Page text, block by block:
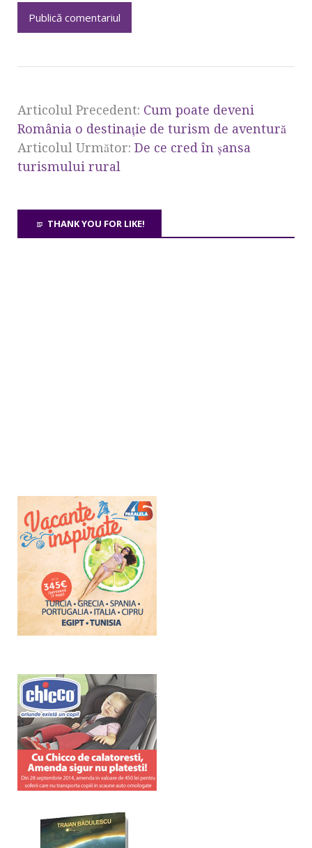
Articolul Precedent: Cum poate deveni
România o destinație de turism de aventură
Articolul Următor: De ce cred în șansa
turismului rural
THANK YOU FOR LIKE!